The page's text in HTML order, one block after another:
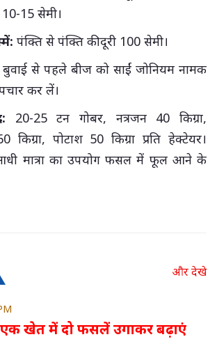
10-15 सेमी।
पंक्ति से पंक्ति की दूरी 100 सेमी।
बुवाई से पहले बीज को साईं जोनियम नामक
कर लें।
20-25 टन गोबर, नत्रजन 40 किग्रा,
किग्रा, पोटाश 50 किग्रा प्रति हेक्टेयर।
मात्रा का उपयोग फसल में फूल आने के
और देखे
एक खेत में दो फसलें उगाकर बढ़ाएं